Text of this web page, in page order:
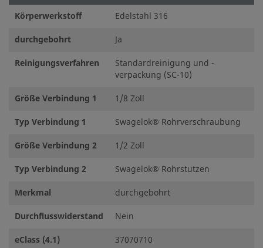
Körperwerkstoff
Edelstahl 316
durchgebohrt
Ja
Reinigungsverfahren
Standardreinigung und -
verpackung (SC-10)
Größe Verbindung 1
1/8 Zoll
Typ Verbindung 1
Swagelok® Rohrverschraubung
Größe Verbindung 2
1/2 Zoll
Typ Verbindung 2
Swagelok® Rohrstutzen
Merkmal
durchgebohrt
Durchflusswiderstand
Nein
eClass (4.1)
37070710